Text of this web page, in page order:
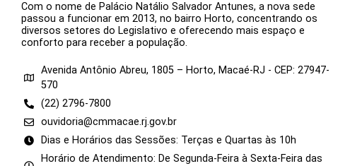
Com o nome de Palácio Natálio Salvador Antunes, a nova sede
passou a funcionar em 2013, no bairro Horto, concentrando os
diversos setores do Legislativo e oferecendo mais espaço e
conforto para receber a população.
Avenida Antônio Abreu, 1805 – Horto, Macaé-RJ - CEP: 27947-
570
(22) 2796-7800
ouvidoria@cmmacae.rj.gov.br
Dias e Horários das Sessões: Terças e Quartas às 10h
Horário de Atendimento: De Segunda-Feira à Sexta-Feira das